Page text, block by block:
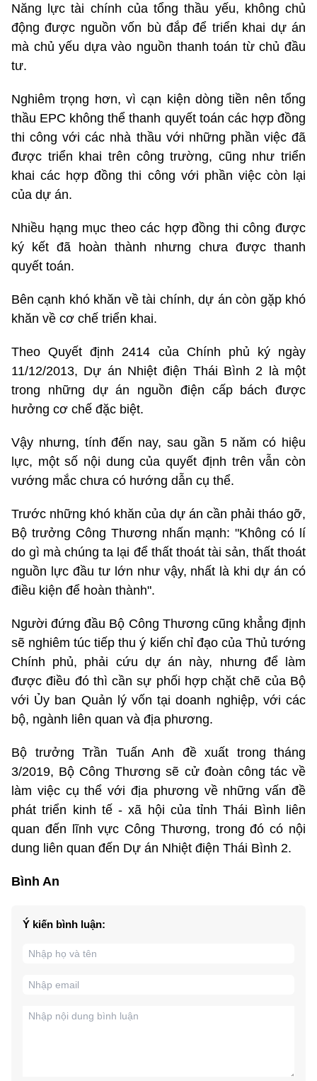
Năng lực tài chính của tổng thầu yếu, không chủ
động được nguồn vốn bù đắp để triển khai dự án
mà chủ yếu dựa vào nguồn thanh toán từ chủ đầu
tư.
Nghiêm trọng hơn, vì cạn kiện dòng tiền nên tổng
thầu EPC không thể thanh quyết toán các hợp đồng
thi công với các nhà thầu với những phần việc đã
được triển khai trên công trường, cũng như triển
khai các hợp đồng thi công với phần việc còn lại
của dự án.
Nhiều hạng mục theo các hợp đồng thi công được
ký kết đã hoàn thành nhưng chưa được thanh
quyết toán.
Bên cạnh khó khăn về tài chính, dự án còn gặp khó
khăn về cơ chế triển khai.
Theo Quyết định 2414 của Chính phủ ký ngày
11/12/2013, Dự án Nhiệt điện Thái Bình 2 là một
trong những dự án nguồn điện cấp bách được
hưởng cơ chế đặc biệt.
Vậy nhưng, tính đến nay, sau gần 5 năm có hiệu
lực, một số nội dung của quyết định trên vẫn còn
vướng mắc chưa có hướng dẫn cụ thể.
Trước những khó khăn của dự án cần phải tháo gỡ,
Bộ trưởng Công Thương nhấn mạnh: "Không có lí
do gì mà chúng ta lại để thất thoát tài sản, thất thoát
nguồn lực đầu tư lớn như vậy, nhất là khi dự án có
điều kiện để hoàn thành".
Người đứng đầu Bộ Công Thương cũng khẳng định
sẽ nghiêm túc tiếp thu ý kiến chỉ đạo của Thủ tướng
Chính phủ, phải cứu dự án này, nhưng để làm
được điều đó thì cần sự phối hợp chặt chẽ của Bộ
với Ủy ban Quản lý vốn tại doanh nghiệp, với các
bộ, ngành liên quan và địa phương.
Bộ trưởng Trần Tuấn Anh đề xuất trong tháng
3/2019, Bộ Công Thương sẽ cử đoàn công tác về
làm việc cụ thể với địa phương về những vấn đề
phát triển kinh tế - xã hội của tỉnh Thái Bình liên
quan đến lĩnh vực Công Thương, trong đó có nội
dung liên quan đến Dự án Nhiệt điện Thái Bình 2.
Bình An
Ý kiến bình luận: